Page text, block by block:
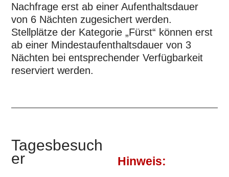
Nachfrage erst ab einer Aufenthaltsdauer
von 6 Nächten zugesichert werden.
Stellplätze der Kategorie „Fürst“ können erst
ab einer Mindestaufenthaltsdauer von 3
Nächten bei entsprechender Verfügbarkeit
reserviert werden.
Tagesbesuch
er
Hinweis: